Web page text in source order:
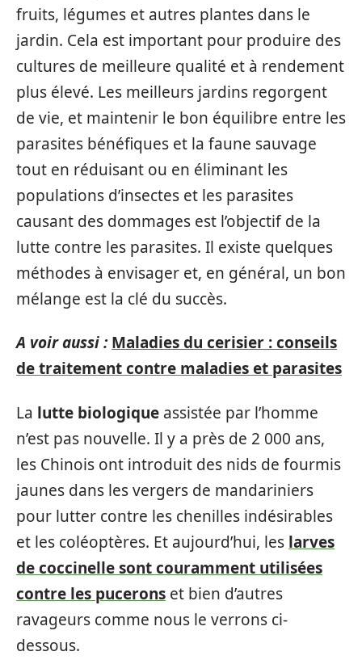
fruits, légumes et autres plantes dans le
jardin. Cela est important pour produire des
cultures de meilleure qualité et à rendement
plus élevé. Les meilleurs jardins regorgent
de vie, et maintenir le bon équilibre entre les
parasites bénéfiques et la faune sauvage
tout en réduisant ou en éliminant les
populations d’insectes et les parasites
causant des dommages est l’objectif de la
lutte contre les parasites. Il existe quelques
méthodes à envisager et, en général, un bon
mélange est la clé du succès.
A voir aussi : Maladies du cerisier : conseils
de traitement contre maladies et parasites
La lutte biologique assistée par l’homme
n’est pas nouvelle. Il y a près de 2 000 ans,
les Chinois ont introduit des nids de fourmis
jaunes dans les vergers de mandariniers
pour lutter contre les chenilles indésirables
et les coléoptères. Et aujourd’hui, les larves
de coccinelle sont couramment utilisées
contre les pucerons et bien d’autres
ravageurs comme nous le verrons ci-
dessous.